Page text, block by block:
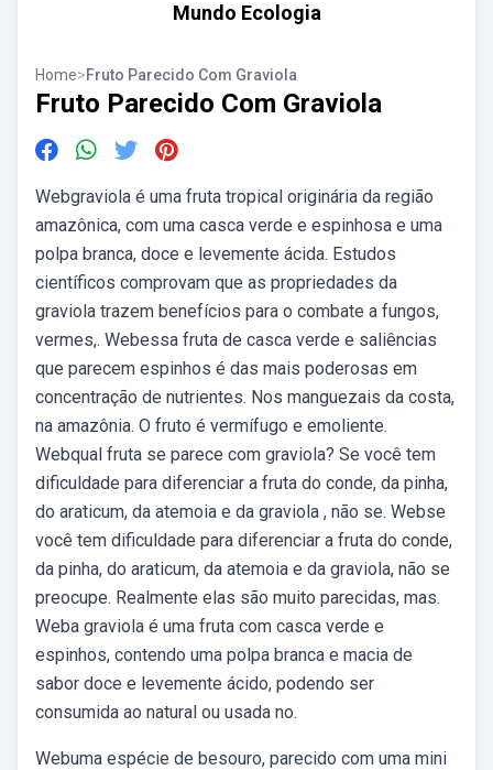
Mundo Ecologia
Home>Fruto Parecido Com Graviola
Fruto Parecido Com Graviola
Webgraviola é uma fruta tropical originária da região
amazônica, com uma casca verde e espinhosa e uma
polpa branca, doce e levemente ácida. Estudos
científicos comprovam que as propriedades da
graviola trazem benefícios para o combate a fungos,
vermes,. Webessa fruta de casca verde e saliências
que parecem espinhos é das mais poderosas em
concentração de nutrientes. Nos manguezais da costa,
na amazônia. O fruto é vermífugo e emoliente.
Webqual fruta se parece com graviola? Se você tem
dificuldade para diferenciar a fruta do conde, da pinha,
do araticum, da atemoia e da graviola , não se. Webse
você tem dificuldade para diferenciar a fruta do conde,
da pinha, do araticum, da atemoia e da graviola, não se
preocupe. Realmente elas são muito parecidas, mas.
Weba graviola é uma fruta com casca verde e
espinhos, contendo uma polpa branca e macia de
sabor doce e levemente ácido, podendo ser
consumida ao natural ou usada no.
Webuma espécie de besouro, parecido com uma mini